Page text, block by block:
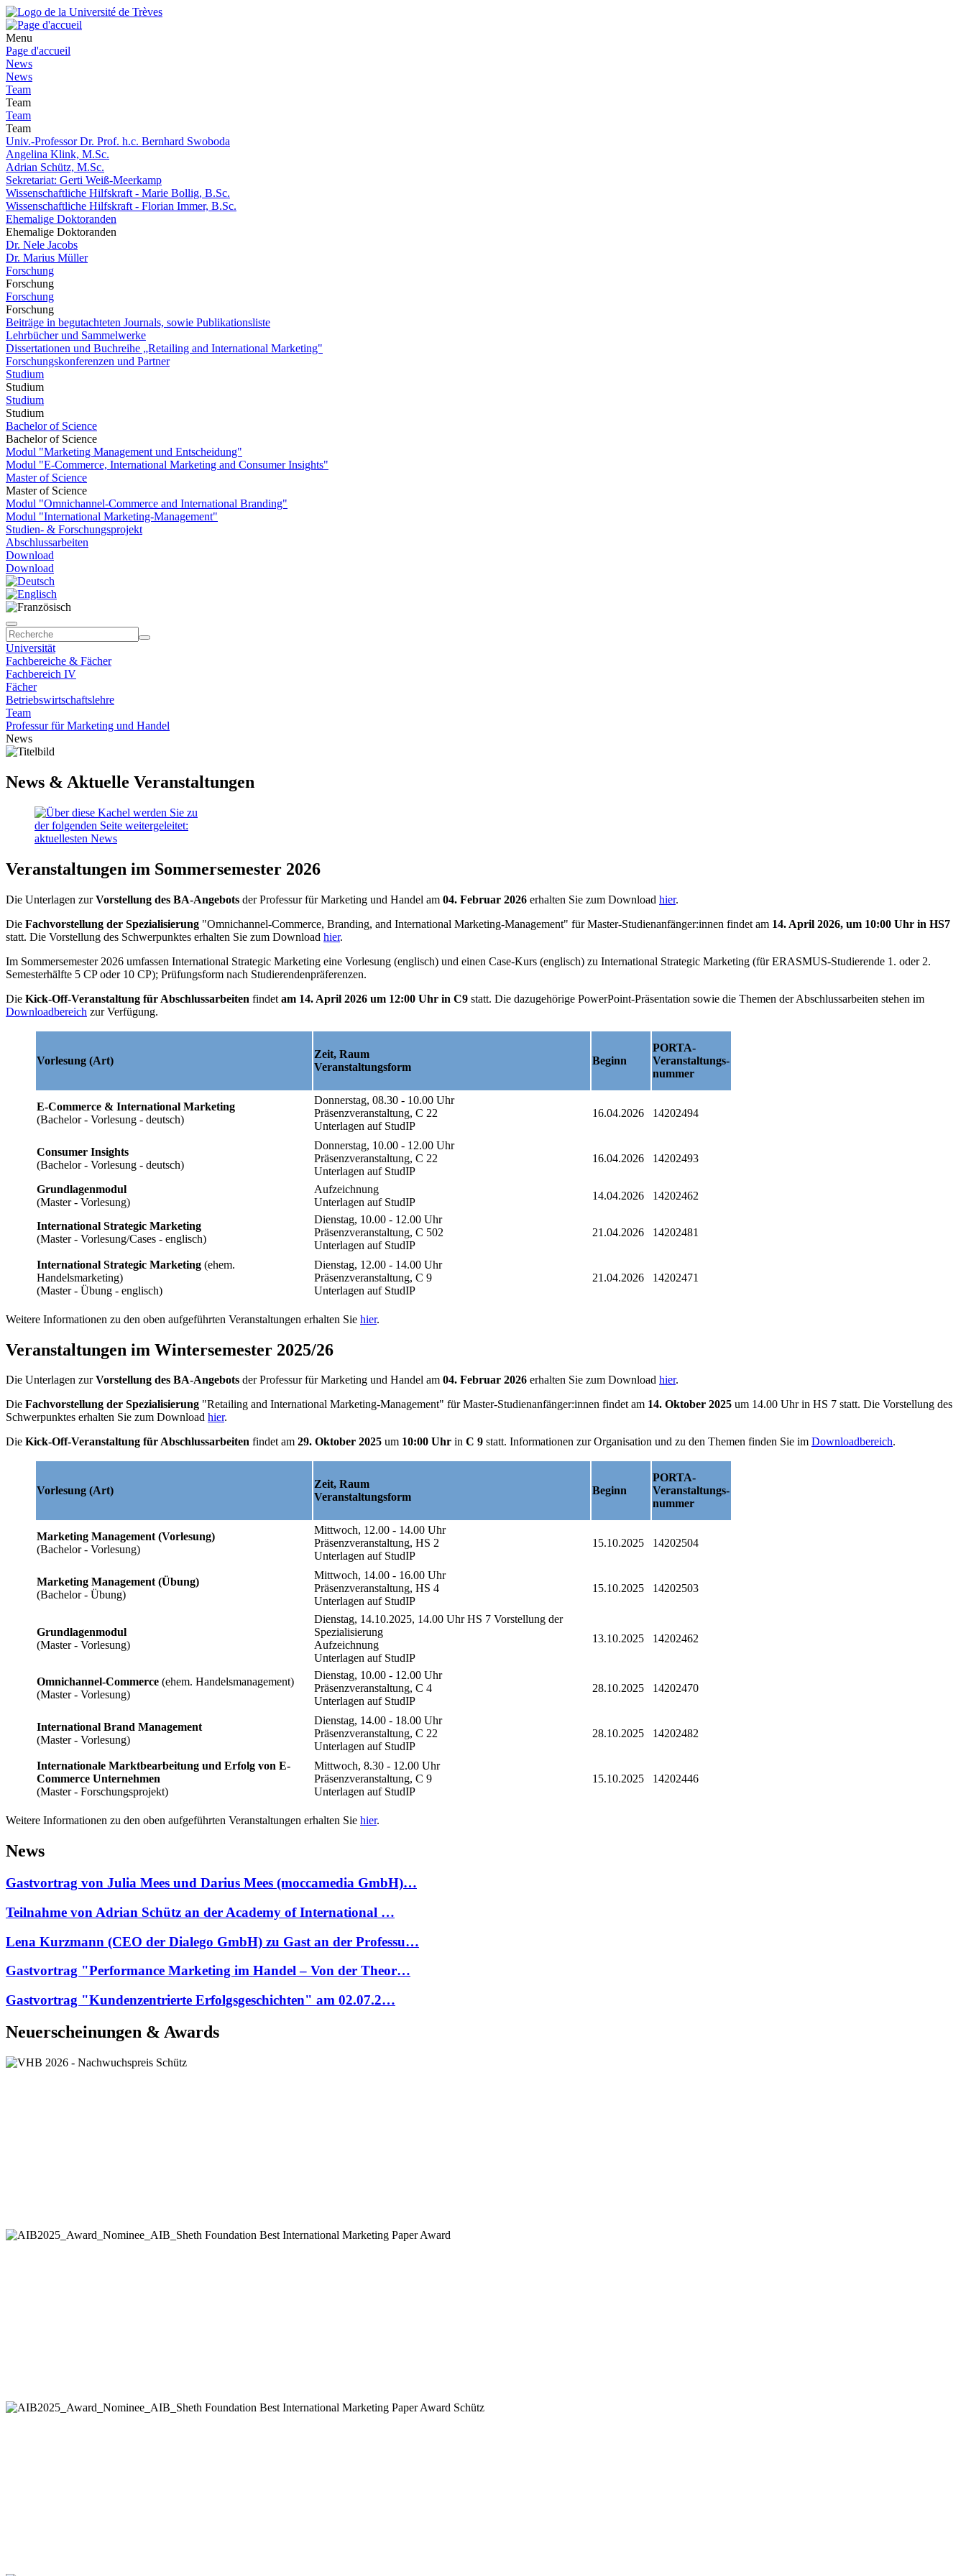
Menu
Page d'accueil
News
News
Team
Team
Team
Team
Univ.-Professor Dr. Prof. h.c. Bernhard Swoboda
Angelina Klink, M.Sc.
Adrian Schütz, M.Sc.
Sekretariat: Gerti Weiß-Meerkamp
Wissenschaftliche Hilfskraft - Marie Bollig, B.Sc.
Wissenschaftliche Hilfskraft - Florian Immer, B.Sc.
Ehemalige Doktoranden
Ehemalige Doktoranden
Dr. Nele Jacobs
Dr. Marius Müller
Forschung
Forschung
Forschung
Forschung
Beiträge in begutachteten Journals, sowie Publikationsliste
Lehrbücher und Sammelwerke
Dissertationen und Buchreihe „Retailing and International Marketing"
Forschungskonferenzen und Partner
Studium
Studium
Studium
Studium
Bachelor of Science
Bachelor of Science
Modul "Marketing Management und Entscheidung"
Modul "E-Commerce, International Marketing and Consumer Insights"
Master of Science
Master of Science
Modul "Omnichannel-Commerce and International Branding"
Modul "International Marketing-Management"
Studien- & Forschungsprojekt
Abschlussarbeiten
Download
Download
Universität
Fachbereiche & Fächer
Fachbereich IV
Fächer
Betriebswirtschaftslehre
Team
Professur für Marketing und Handel
News
News & Aktuelle Veranstaltungen
Veranstaltungen im Sommersemester 2026
Die Unterlagen zurVorstellung des BA-Angebots der Professur für Marketing und Handel am 04. Februar 2026 erhalten Sie zum Download hier.
Die Fachvorstellung der Spezialisierung "Omnichannel-Commerce, Branding, and International Marketing-Management" für Master-Studienanfänger:innen findet am 14. April 2026, um 10:00 Uhr in HS7
statt. Die Vorstellung des Schwerpunktes erhalten Sie zum Download hier.
Im Sommersemester 2026 umfassen International Strategic Marketing eine Vorlesung (englisch) und einen Case-Kurs (englisch) zu International Strategic Marketing (für ERASMUS-Studierende 1. oder 2.
Semesterhälfte 5 CP oder 10 CP); Prüfungsform nach Studierendenpräferenzen.
Die Kick-Off-Veranstaltung für Abschlussarbeiten findet am 14. April 2026 um 12:00 Uhr in C9 statt. Die dazugehörige PowerPoint-Präsentation sowie die Themen der Abschlussarbeiten stehen im
Downloadbereich zur Verfügung.
Vorlesung (Art)
Zeit, Raum
Veranstaltungsform
Beginn
PORTA-
Veranstaltungs-
nummer
E-Commerce & International Marketing
(Bachelor - Vorlesung - deutsch)
Donnerstag, 08.30 - 10.00 Uhr
Präsenzveranstaltung, C 22
Unterlagen auf StudIP
16.04.2026 14202494
Consumer Insights
(Bachelor - Vorlesung - deutsch)
Donnerstag, 10.00 - 12.00 Uhr
Präsenzveranstaltung, C 22
Unterlagen auf StudIP
16.04.2026 14202493
Grundlagenmodul
(Master - Vorlesung)
Aufzeichnung
Unterlagen auf StudIP
14.04.2026 14202462
International Strategic Marketing
(Master - Vorlesung/Cases - englisch)
Dienstag, 10.00 - 12.00 Uhr
Präsenzveranstaltung, C 502
Unterlagen auf StudIP
21.04.2026 14202481
International Strategic Marketing (ehem.
Handelsmarketing)
(Master - Übung - englisch)
Dienstag, 12.00 - 14.00 Uhr
Präsenzveranstaltung, C 9
Unterlagen auf StudIP
21.04.2026 14202471
Weitere Informationen zu den oben aufgeführten Veranstaltungen erhalten Sie hier.
Veranstaltungen im Wintersemester 2025/26
Die Unterlagen zurVorstellung des BA-Angebots der Professur für Marketing und Handel am 04. Februar 2026 erhalten Sie zum Download hier.
Die Fachvorstellung der Spezialisierung "Retailing and International Marketing-Management" für Master-Studienanfänger:innen findet am 14. Oktober 2025 um 14.00 Uhr in HS 7 statt. Die Vorstellung des
Schwerpunktes erhalten Sie zum Download hier.
Die Kick-Off-Veranstaltung für Abschlussarbeiten findet am 29. Oktober 2025 um 10:00 Uhr in C 9 statt. Informationen zur Organisation und zu den Themen finden Sie im Downloadbereich.
Vorlesung (Art)
Zeit, Raum
Veranstaltungsform
Beginn
PORTA-
Veranstaltungs-
nummer
Marketing Management (Vorlesung)
(Bachelor - Vorlesung)
Mittwoch, 12.00 - 14.00 Uhr
Präsenzveranstaltung, HS 2
Unterlagen auf StudIP
15.10.2025 14202504
Marketing Management (Übung)
(Bachelor - Übung)
Mittwoch, 14.00 - 16.00 Uhr
Präsenzveranstaltung, HS 4
Unterlagen auf StudIP
15.10.2025 14202503
Grundlagenmodul
(Master - Vorlesung)
Dienstag, 14.10.2025, 14.00 Uhr HS 7 Vorstellung der
Spezialisierung
Aufzeichnung
Unterlagen auf StudIP
13.10.2025 14202462
Omnichannel-Commerce (ehem. Handelsmanagement)
(Master - Vorlesung)
Dienstag, 10.00 - 12.00 Uhr
Präsenzveranstaltung, C 4
Unterlagen auf StudIP
28.10.2025 14202470
International Brand Management
(Master - Vorlesung)
Dienstag, 14.00 - 18.00 Uhr
Präsenzveranstaltung, C 22
Unterlagen auf StudIP
28.10.2025 14202482
Internationale Marktbearbeitung und Erfolg von E-
Commerce Unternehmen
(Master - Forschungsprojekt)
Mittwoch, 8.30 - 12.00 Uhr
Präsenzveranstaltung, C 9
Unterlagen auf StudIP
15.10.2025 14202446
Weitere Informationen zu den oben aufgeführten Veranstaltungen erhalten Sie hier.
News
Gastvortrag von Julia Mees und Darius Mees (moccamedia GmbH)…
Teilnahme von Adrian Schütz an der Academy of International …
Lena Kurzmann (CEO der Dialego GmbH) zu Gast an der Professu…
Gastvortrag "Performance Marketing im Handel – Von der Theor…
Gastvortrag "Kundenzentrierte Erfolgsgeschichten" am 02.07.2…
Neuerscheinungen & Awards